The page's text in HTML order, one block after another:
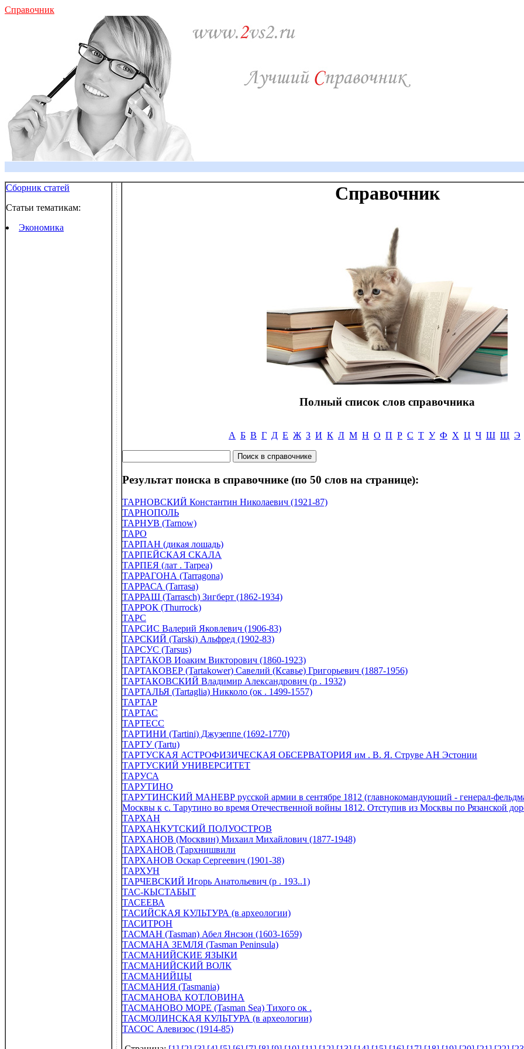
Справочник
Сборник статей
Статьи тематикам:
Экономика
Справочник
Полный список слов справочника
А Б В Г Д Е Ж З И К Л М Н О П Р С Т У Ф Х Ц Ч Ш Щ Э
Результат поиска в справочнике (по 50 слов на странице):
ТАРНОВСКИЙ Константин Николаевич (1921-87)
ТАРНОПОЛЬ
ТАРНУВ (Tarnow)
ТАРО
ТАРПАН (дикая лошадь)
ТАРПЕЙСКАЯ СКАЛА
ТАРПЕЯ (лат . Tarpea)
ТАРРАГОНА (Tarragona)
ТАРРАСА (Tarrasa)
ТАРРАШ (Tarrasсh) Зигберт (1862-1934)
ТАРРОК (Thurrock)
ТАРС
ТАРСИС Валерий Яковлевич (1906-83)
ТАРСКИЙ (Tarski) Альфред (1902-83)
ТАРСУС (Tarsus)
ТАРТАКОВ Иоаким Викторович (1860-1923)
ТАРТАКОВЕР (Tartakower) Савелий (Ксавье) Григорьевич (1887-1956)
ТАРТАКОВСКИЙ Владимир Александрович (р . 1932)
ТАРТАЛЬЯ (Tartaglia) Никколо (ок . 1499-1557)
ТАРТАР
ТАРТАС
ТАРТЕСС
ТАРТИНИ (Tartini) Джузеппе (1692-1770)
ТАРТУ (Tartu)
ТАРТУСКАЯ АСТРОФИЗИЧЕСКАЯ ОБСЕРВАТОРИЯ им . В. Я. Струве АН Эстонии
ТАРТУСКИЙ УНИВЕРСИТЕТ
ТАРУСА
ТАРУТИНО
ТАРУТИНСКИЙ МАНЕВР русской армии в сентябре 1812 (главнокомандующий - генерал-
Москвы к с. Тарутино во время Отечественной войны 1812. Отступив из Москвы по Рязанской
ТАРХАН
ТАРХАНКУТСКИЙ ПОЛУОСТРОВ
ТАРХАНОВ (Москвин) Михаил Михайлович (1877-1948)
ТАРХАНОВ (Тархнишвили
ТАРХАНОВ Оскар Сергеевич (1901-38)
ТАРХУН
ТАРЧЕВСКИЙ Игорь Анатольевич (р . 193..1)
ТАС-КЫСТАБЫТ
ТАСЕЕВА
ТАСИЙСКАЯ КУЛЬТУРА (в археологии)
ТАСИТРОН
ТАСМАН (Tasman) Абел Янсзон (1603-1659)
ТАСМАНА ЗЕМЛЯ (Tasman Peninsula)
ТАСМАНИЙСКИЕ ЯЗЫКИ
ТАСМАНИЙСКИЙ ВОЛК
ТАСМАНИЙЦЫ
ТАСМАНИЯ (Tasmania)
ТАСМАНОВА КОТЛОВИНА
ТАСМАНОВО МОРЕ (Tasman Sea) Тихого ок .
ТАСМОЛИНСКАЯ КУЛЬТУРА (в археологии)
ТАСОС Алевизос (1914-85)